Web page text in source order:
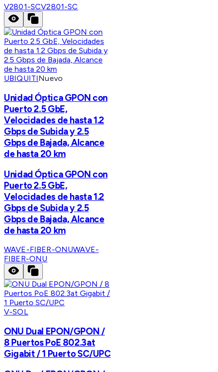
V2801-SCV2801-SC
UBIQUITINuevo
Unidad Óptica GPON con
Puerto 2.5 GbE,
Velocidades de hasta 1.2
Gbps de Subida y 2.5
Gbps de Bajada, Alcance
de hasta 20 km
Unidad Óptica GPON con
Puerto 2.5 GbE,
Velocidades de hasta 1.2
Gbps de Subida y 2.5
Gbps de Bajada, Alcance
de hasta 20 km
WAVE-FIBER-ONUWAVE-
FIBER-ONU
V-SOL
ONU Dual EPON/GPON /
8 Puertos PoE 802.3at
Gigabit / 1 Puerto SC/UPC